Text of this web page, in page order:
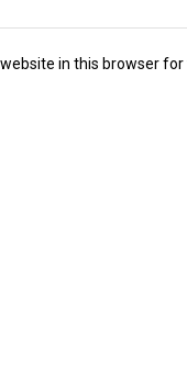
in this browser